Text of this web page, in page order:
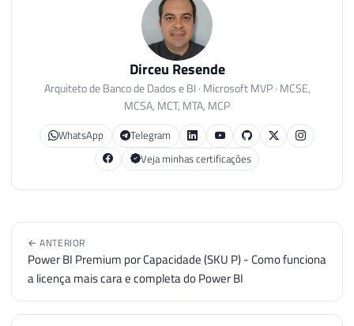
Dirceu Resende
Arquiteto de Banco de Dados e BI · Microsoft MVP · MCSE,
MCSA, MCT, MTA, MCP
WhatsApp
Telegram
Veja minhas certificações
← ANTERIOR
Power BI Premium por Capacidade (SKU P) - Como funciona
a licença mais cara e completa do Power BI